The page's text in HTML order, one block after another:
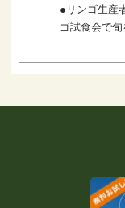
●リンゴ生産
ゴ試食会で